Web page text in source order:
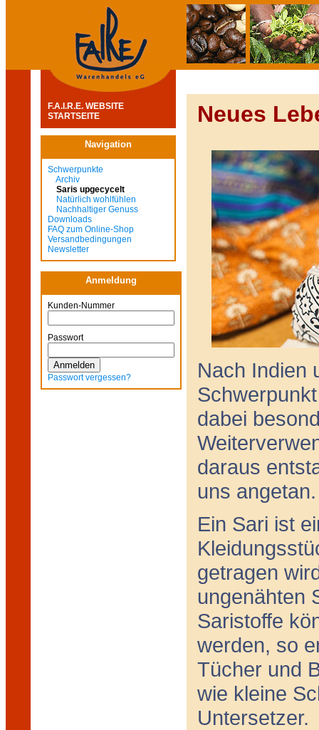
F.A.I.R.E. WEBSITE
STARTSEITE
Navigation
Schwerpunkte
Archiv
Saris upgecycelt
Natürlich wohlfühlen
Nachhaltiger Genuss
Downloads
FAQ zum Online-Shop
Versandbedingungen
Newsletter
Anmeldung
Kunden-Nummer
Passwort
Passwort vergessen?
Neues
Nach Indien
dabei
daraus
uns angetan.
Ein Sari ist
getragen
ungenähten
Saristoffe
werden, so
Tücher und
wie kleine
Untersetzer.